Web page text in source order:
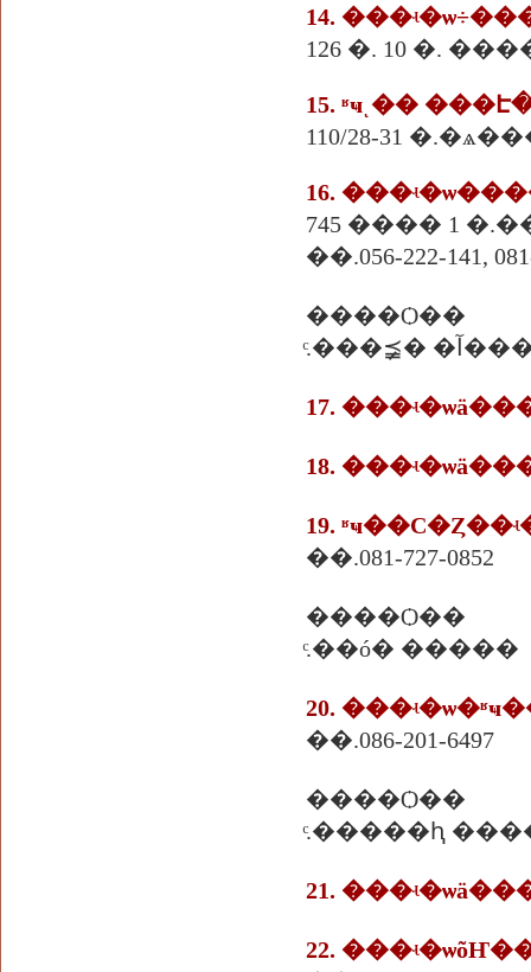
126 �. 10 �.
15. ʶҹͺ��
110/28-31
16.
745 ���� 1
��.056-222-141,
����Ѻ��
�آ����
17.
18.
19.
��.081-727-0852
����Ѻ��
ͨ.��ó� �����
20.
��.086-201-6497
����Ѻ��
21.
22.